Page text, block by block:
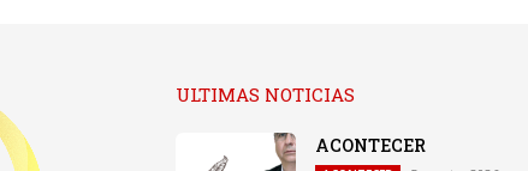
ULTIMAS NOTICIAS
ACONTECER